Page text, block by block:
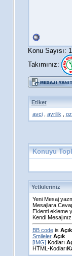
Konu Sayısı:
Takımınız:
Etiket
avci
ayrilik
Konuyu
Yetkileriniz
Yeni Mesaj
Mesajlara
Eklenti ekleme
Kendi
BB codeis Açık
Smileler Açık
[IMG]Kodları
HTML-Kodları